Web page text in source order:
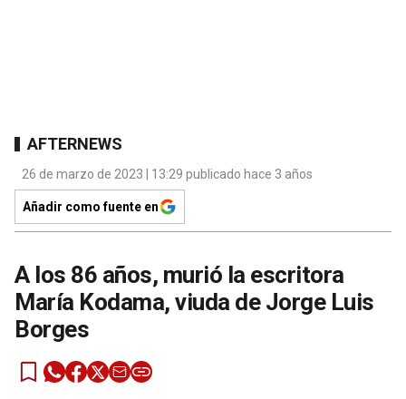
AFTERNEWS
26 de marzo de 2023 | 13:29 publicado hace 3 años
Añadir como fuente en
A los 86 años, murió la escritora
María Kodama, viuda de Jorge Luis
Borges